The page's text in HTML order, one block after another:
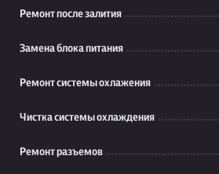
Ремонт после залития
Замена блока питания
Ремонт системы охлажения
Чистка системы охлаждения
Ремонт разъемов